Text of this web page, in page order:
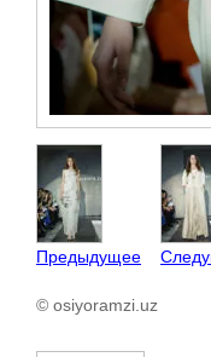
Предыдущее
© osiyoramzi.uz